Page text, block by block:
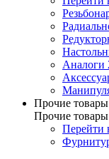
Аналоги
Прочие товары
Прочие товары
Перейти